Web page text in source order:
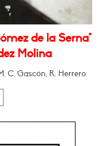
de la Serna"
Molina
C. Gascón, R. Herrero